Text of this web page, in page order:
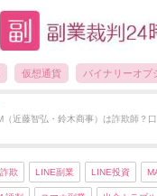
仮想通貨 バイナリーオプ
（近藤智弘・鈴木商事）は詐欺師？
欺 LINE副業 LINE投資